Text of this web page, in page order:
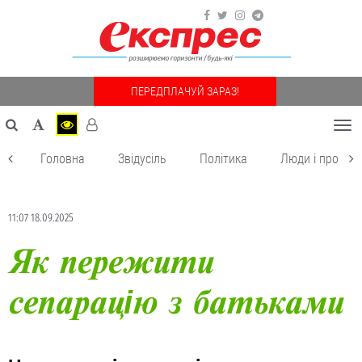
ПЕРЕДПЛАЧУЙ ЗАРАЗ!
Головна Звідусіль Політика Люди і
11:07 18.09.2025
Як пережити
сепарацію з батьками